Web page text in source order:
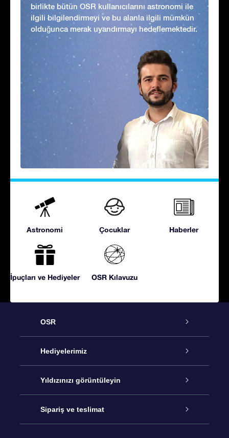
birlikte bütün OSR kullanıcılarını astronomi ile
ilgili bilgilendirmeyi ve bu alanla ilgili mümkün
olduğunca merak uyandırmayı hedeflemektedir.
Astronomi Çocuklar Haberler
İpuçları ve Hediyeler OSR Kılavuzu
OSR
Hizmet
İletişim
Blogu
Hediyelerimiz
Çevrimiçi Yıldız Hediyesi
OSR Hediye Paketi
Yıldızınızı görüntüleyin
Star Register
Sipariş ve teslimat